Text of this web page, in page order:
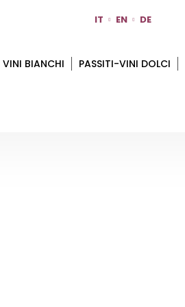
IT EN DE
VINI BIANCHI PASSITI-VINI DOLCI